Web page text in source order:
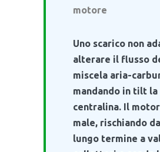
motore
Uno scarico non
alterare il flusso
miscela aria-
mandando in tilt la
centralina. Il
male, rischiando
lungo termine a